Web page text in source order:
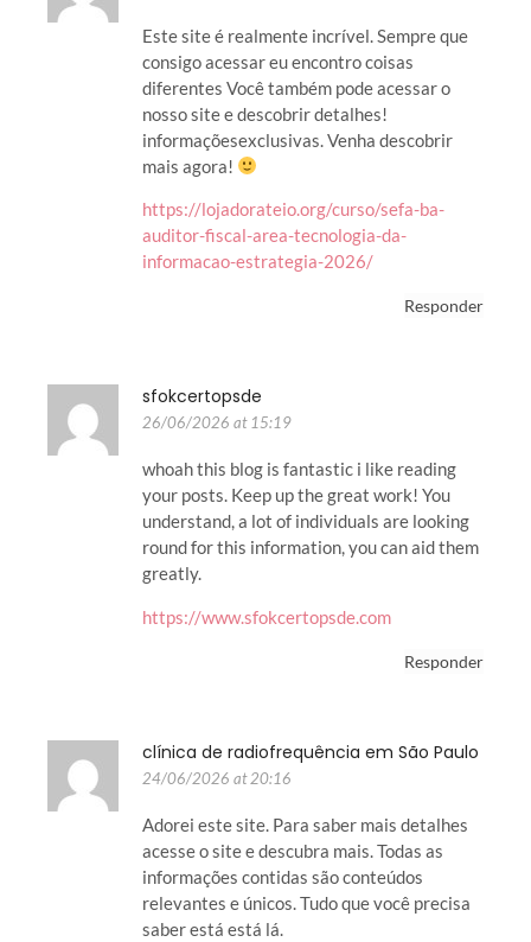
Este site é realmente incrível. Sempre que
consigo acessar eu encontro coisas
diferentes Você também pode acessar o
nosso site e descobrir detalhes!
informaçõesexclusivas. Venha descobrir
mais agora!
https://lojadorateio.org/curso/sefa-ba-
auditor-fiscal-area-tecnologia-da-
informacao-estrategia-2026/
Responder
sfokcertopsde
26/06/2026 at 15:19
whoah this blog is fantastic i like reading
your posts. Keep up the great work! You
understand, a lot of individuals are looking
round for this information, you can aid them
greatly.
https://www.sfokcertopsde.com
Responder
clínica de radiofrequência em São Paulo
24/06/2026 at 20:16
Adorei este site. Para saber mais detalhes
acesse o site e descubra mais. Todas as
informações contidas são conteúdos
relevantes e únicos. Tudo que você precisa
saber está está lá.